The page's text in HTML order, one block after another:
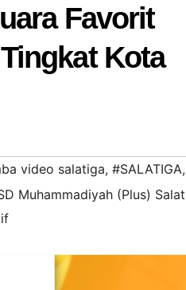
Favorit
Kota
video salatiga, #SALATIGA,
Muhammadiyah (Plus)